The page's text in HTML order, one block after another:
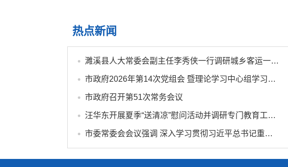
热点新闻
濉溪县人大常委会副主任李秀侠一行调研城乡客运一体化和治超工作
市政府2026年第14次党组会 暨理论学习中心组学习会议召开 蒋曦主持会议并讲话
市政府召开第51次常务会议
汪华东开展夏季“送清凉”慰问活动并调研专门教育工作 落实落细防暑降温措施 用心用情关爱一线职工
市委常委会会议强调 深入学习贯彻习近平总书记重要讲话指示精神 高质量推进城市更新 不断提升本质安全水平 汪华东主持会议